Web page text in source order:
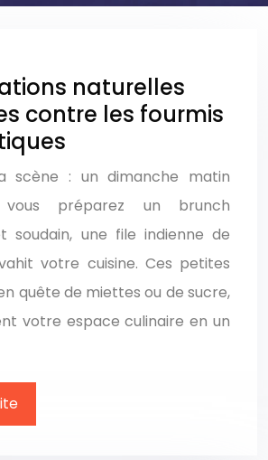
naturelles
contre les fourmis
scène : un dimanche matin
vous préparez un brunch
soudain, une file indienne de
votre cuisine. Ces petites
quête de miettes ou de sucre,
votre espace culinaire en un